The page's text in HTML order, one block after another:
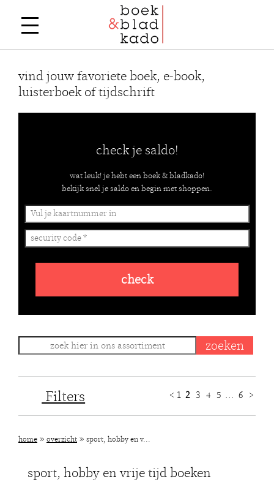
vind jouw favoriete boek, e-book,
luisterboek of tijdschrift
check je saldo!
wat leuk! je hebt een boek & bladkado!
bekijk snel je saldo en begin met shoppen.
check
Filters < 1 2 3 4 5 ... 6 >
home » overzicht » sport, hobby en v...
sport, hobby en vrije tijd boeken